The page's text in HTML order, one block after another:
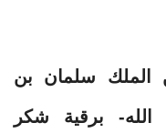
الملك سلمان بن
برقية شكر